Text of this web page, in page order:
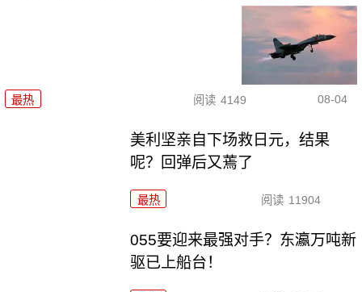
最热 阅读 4149 08-04
美利坚亲自下场救日元，结果
呢？回弹后又蔫了
最热 阅读 11904
055要迎来最强对手？东瀛万吨新
驱已上船台！